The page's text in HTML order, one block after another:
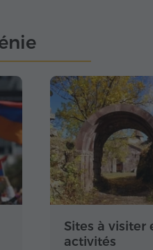
Sites à visiter
activités